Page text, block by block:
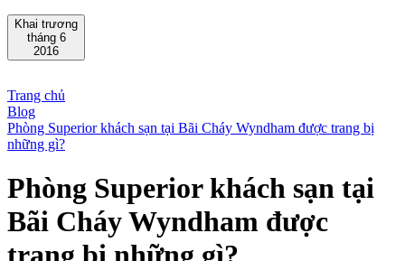
Khai trương
tháng 6
2016
Trang chủ
Blog
Phòng Superior khách sạn tại Bãi Cháy Wyndham được trang bị
những gì?
Phòng Superior khách sạn tại
Bãi Cháy Wyndham được